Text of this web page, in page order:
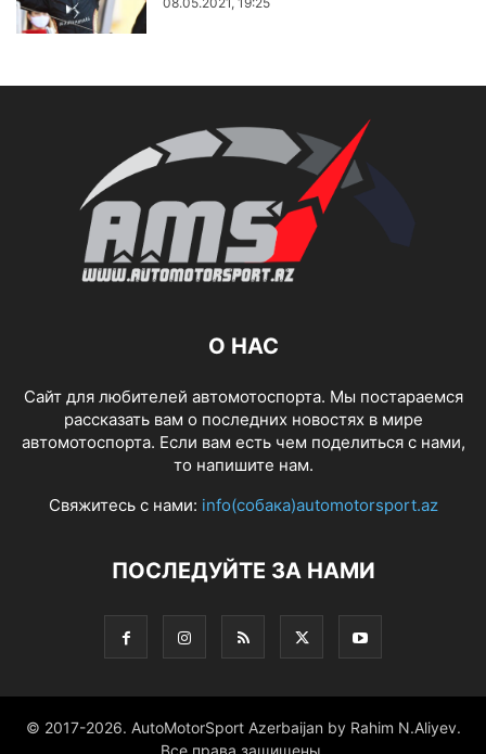
О НАС
Сайт для любителей автомотоспорта. Мы постараемся
рассказать вам о последних новостях в мире
автомотоспорта. Если вам есть чем поделиться с нами,
то напишите нам.
Свяжитесь с нами: info(собака)automotorsport.az
ПОСЛЕДУЙТЕ ЗА НАМИ
© 2017-2026. AutoMotorSport Azerbaijan by Rahim N.Aliyev.
Все права защищены.